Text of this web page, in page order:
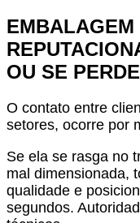
OU SE
O contato entre
setores, ocorre por
Se ela se rasga no
mal dimensionada,
qualidade e
segundos.